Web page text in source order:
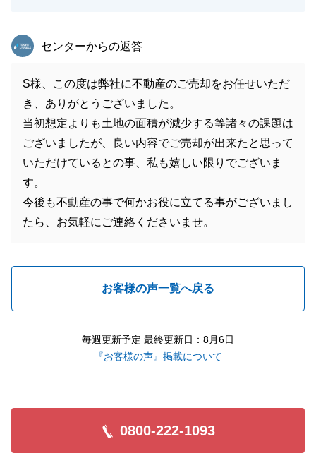
東急リバブル
センターからの返答
S様、この度は弊社に不動産のご売却をお任せいただ
き、ありがとうございました。
当初想定よりも土地の面積が減少する等諸々の課題は
ございましたが、良い内容でご売却が出来たと思って
いただけているとの事、私も嬉しい限りでございま
す。
今後も不動産の事で何かお役に立てる事がございまし
たら、お気軽にご連絡くださいませ。
お客様の声一覧へ戻る
毎週更新予定 最終更新日：8月6日
『お客様の声』掲載について
0800-222-1093